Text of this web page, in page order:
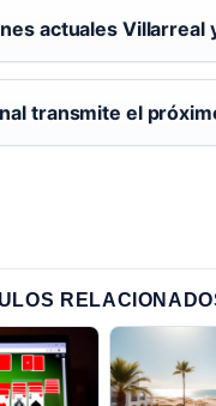
actuales Villarreal
transmite el